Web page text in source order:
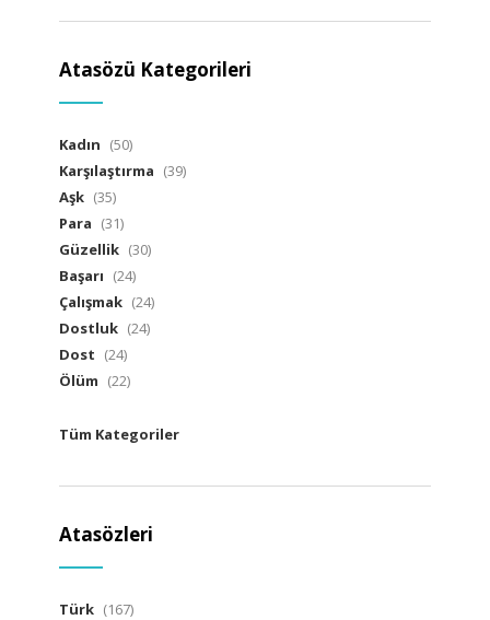
Atasözü Kategorileri
Kadın (50)
Karşılaştırma (39)
Aşk (35)
Para (31)
Güzellik (30)
Başarı (24)
Çalışmak (24)
Dostluk (24)
Dost (24)
Ölüm (22)
Tüm Kategoriler
Atasözleri
Türk (167)